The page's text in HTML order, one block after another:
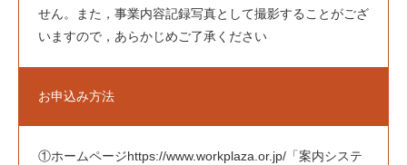
せん。また，事業内容記録写真として撮影することがござ
いますので，あらかじめご了承ください
お申込み方法
①ホームページhttps://www.workplaza.or.jp/「案内システ